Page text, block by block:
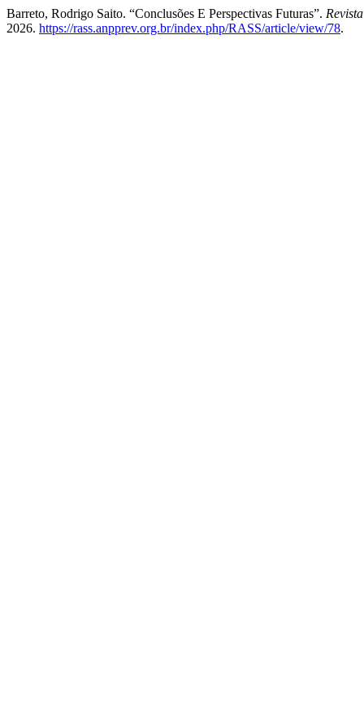
Barreto, Rodrigo Saito. “Conclusões E Perspectivas Futuras”.
2026. https://rass.anpprev.org.br/index.php/RASS/article/view/78.